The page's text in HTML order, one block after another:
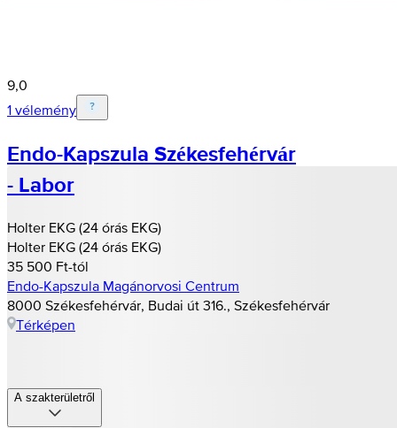
9,0
1 vélemény
Endo-Kapszula Székesfehérvár
- Labor
Holter EKG (24 órás EKG)
Holter EKG (24 órás EKG)
35 500 Ft-tól
Endo-Kapszula Magánorvosi Centrum
8000 Székesfehérvár, Budai út 316., Székesfehérvár
Térképen
A szakterületről